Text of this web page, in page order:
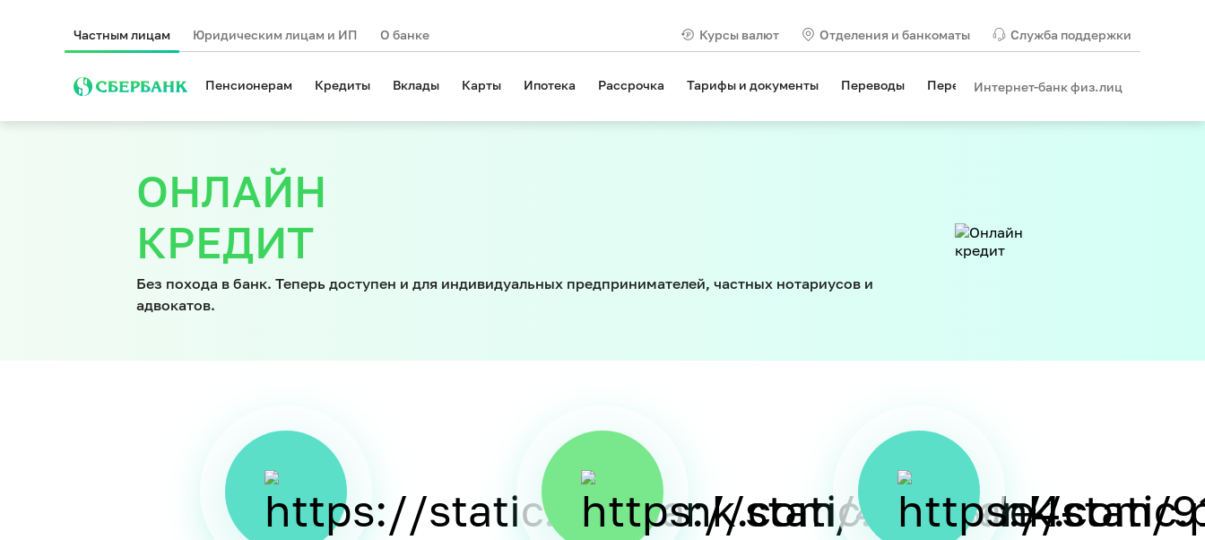
Частным лицам Юридическим лицам и ИП О банке Курсы валют Отделения и банкоматы Служба поддержки
Пенсионерам Кредиты Вклады Карты Ипотека Рассрочка Тарифы и документы Переводы Перевод с карты на карту Сейфы
Интернет-банк физ.лиц
ОНЛАЙН
КРЕДИТ
Без похода в банк. Теперь доступен и для индивидуальных предпринимателей, частных нотариусов и
адвокатов.